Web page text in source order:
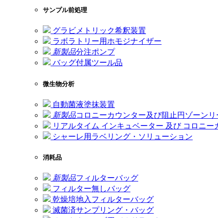
サンプル前処理
グラビメトリック希釈装置
ラボラトリー用ホモジナイザー
新製品分注ポンプ
バッグ付属ツール品
微生物分析
自動菌液塗抹装置
新製品コロニーカウンター及び阻止円ゾーンリ
リアルタイム インキュベーター 及び コロニー
シャーレ用ラベリング・ソリューション
消耗品
新製品フィルターバッグ
フィルター無しバッグ
乾燥培地入フィルターバッグ
滅菌済サンプリング・バッグ